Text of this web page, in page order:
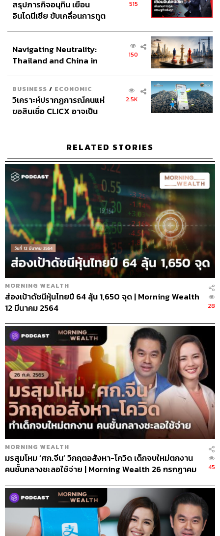
สรุปภารกิจอนุทิน เยือน
อินโดนีเซีย ขับเคลื่อนการทูต
อินโดนีเซีย
515
Navigating Neutrality:
Thailand and China in
150
BUSINESS / ECONOMIC
วิเคราะห์ปรากฏการณ์คนแห่
ขอสินเชื่อ CLICX อาจเป็น
2.5K
RELATED STORIES
MORNING WEALTH
ส่องเป้าดัชนีหุ้นไทยปี 64 ลุ้น 1,650 จุด | Morning Wealth
12 มีนาคม 2564
28
MORNING WEALTH
มรสุมโหม ‘ศก.จีน’ วิกฤตอสังหา-โควิด เด็กจบใหม่ตกงาน
คนชั้นกลางชะลอใช้จ่าย | Morning Wealth 26 กรกฎาคม
45